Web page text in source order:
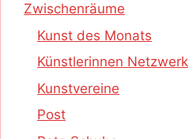
Zwischenräume
Kunst des Monats
Künstlerinnen Netzwerk
Kunstvereine
Post